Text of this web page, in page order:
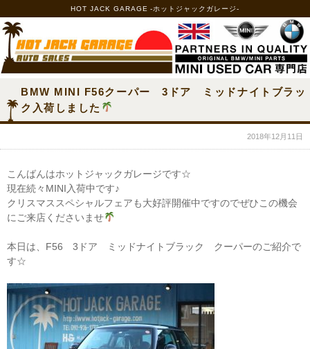
HOT JACK GARAGE -ホットジャックガレージ-
BMW MINI F56クーパー 3ドア ミッドナイトブラッ
ク入荷しました
2018年12月11日
こんばんはホットジャックガレージです☆
現在続々MINI入荷中です♪
クリスマススペシャルフェアも大好評開催中ですのでぜひこの機会
にご来店くださいませ
本日は、F56 3ドア ミッドナイトブラック クーパーのご紹介で
す☆